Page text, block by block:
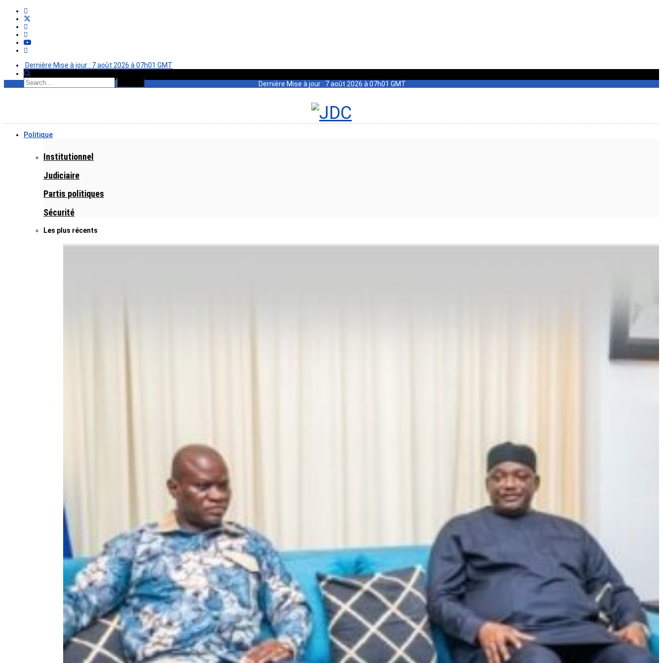
Dernière Mise à jour : 7 août 2026 à 07h01 GMT
Dernière Mise à jour : 7 août 2026 à 07h01 GMT
Politique
Institutionnel
Judiciaire
Partis politiques
Sécurité
Les plus récents